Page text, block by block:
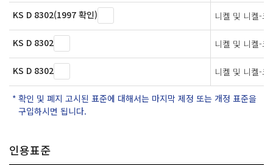
KS D 8302(1997 확인) 니켈 및 니켈-크
KS D 8302 니켈 및 니켈-크
KS D 8302 니켈 및 니켈-크
확인 및 폐지 고시된 표준에 대해서는 마지막 제정 또는 개정 표준을
구입하시면 됩니다.
인용표준